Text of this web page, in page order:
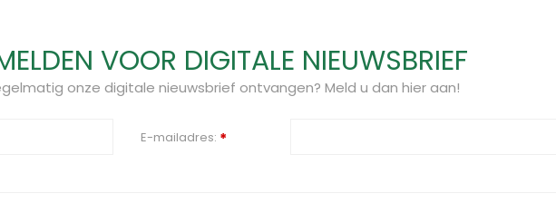
VOOR DIGITALE NIEUWSBRIEF
onze digitale nieuwsbrief ontvangen? Meld u dan hier aan!
E-mailadres: *